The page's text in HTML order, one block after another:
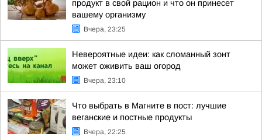
продукт в свой рацион и что он принесет
вашему организму
Вчера, 23:25
Невероятные идеи: как сломанный зонт
может оживить ваш огород
Вчера, 23:10
Что выбрать в Магните в пост: лучшие
веганские и постные продукты
Вчера, 22:25